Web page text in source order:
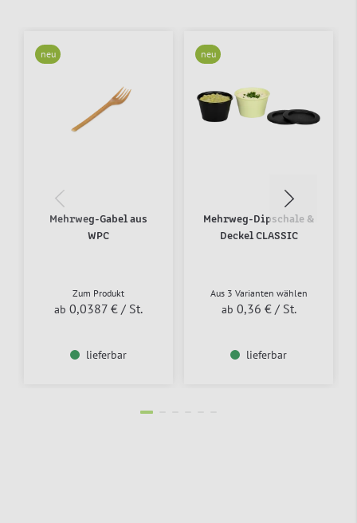
neu
Mehrweg-Gabel aus
WPC
Zum Produkt
ab 0,0387 € / St.
lieferbar
neu
Mehrweg-Dipschale &
Deckel CLASSIC
Aus 3 Varianten wählen
ab 0,36 € / St.
lieferbar